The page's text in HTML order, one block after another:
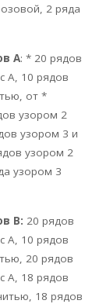
2 ряда
А: * 20 рядов
А, 10 рядов
от *
узором 2
узором 3 и
узором 2
узором 3
В: 20 рядов
А, 10 рядов
20 рядов
А, 18 рядов
18 рядов